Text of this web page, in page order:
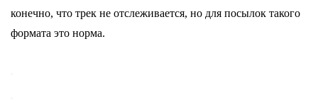
конечно, что трек не отслеживается, но для посылок такого
формата это норма.